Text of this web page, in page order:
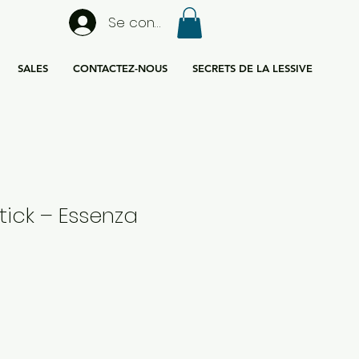
Se connecter
SALES CONTACTEZ-NOUS SECRETS DE LA LESSIVE
– Essenza